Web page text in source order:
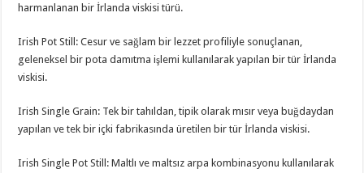
harmanlanan bir İrlanda viskisi türü.
Irish Pot Still: Cesur ve sağlam bir lezzet profiliyle sonuçlanan,
geleneksel bir pota damıtma işlemi kullanılarak yapılan bir tür İrlanda
viskisi.
Irish Single Grain: Tek bir tahıldan, tipik olarak mısır veya buğdaydan
yapılan ve tek bir içki fabrikasında üretilen bir tür İrlanda viskisi.
Irish Single Pot Still: Maltlı ve maltsız arpa kombinasyonu kullanılarak